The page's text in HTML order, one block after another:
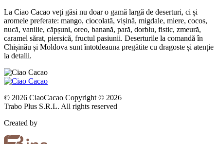
La Ciao Cacao veți găsi nu doar o gamă largă de deserturi, ci și
aromele preferate: mango, ciocolată, vișină, migdale, miere, cocos,
nucă, vanilie, căpșuni, oreo, banană, pară, dorblu, fistic, zmeură,
caramel sărat, piersică, fructul pasiunii. Deserturile la comandă în
Chișinău și Moldova sunt întotdeauna pregătite cu dragoste și atenție
la detalii.
© 2026 CiaoCacao Copyright © 2026
Trabo Plus S.R.L. All rights reserved
Created by